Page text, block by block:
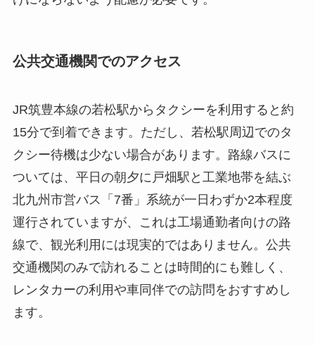
公共交通機関でのアクセス
JR筑豊本線の若松駅からタクシーを利用すると約
15分で到着できます。ただし、若松駅周辺でのタ
クシー待機は少ない場合があります。路線バスに
ついては、平日の朝夕に戸畑駅と工業地帯を結ぶ
北九州市営バス「7番」系統が一日わずか2本程度
運行されていますが、これは工場通勤者向けの路
線で、観光利用には現実的ではありません。公共
交通機関のみで訪れることは時間的にも難しく、
レンタカーの利用や車同伴での訪問をおすすめし
ます。